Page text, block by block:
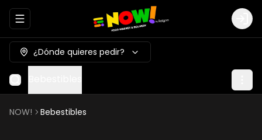
Abrir menu de navegación Login
¿Dónde quieres pedir?
NOW! Bebestibles